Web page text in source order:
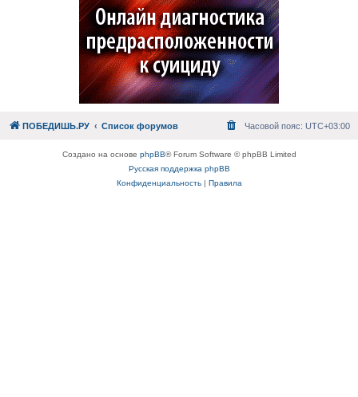
ПОБЕДИШЬ.РУ Список форумов Часовой пояс: UTC+03:00
Создано на основе phpBB® Forum Software © phpBB Limited
Русская поддержка phpBB
Конфиденциальность| Правила